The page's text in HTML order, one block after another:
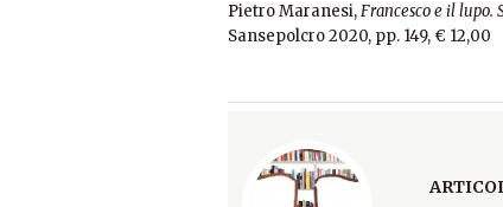
Pietro Maranesi,Francesco e il
Sansepolcro 2020, pp. 149, € 12,00